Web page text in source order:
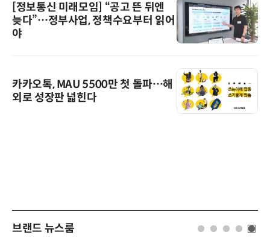
[정보통신 미래모임] “공고 뜬 뒤엔
늦다”…정부사업, 정책수요부터 읽어
야
카카오톡, MAU 5500만 첫 돌파…해
외로 성장판 넓힌다
브랜드 뉴스룸